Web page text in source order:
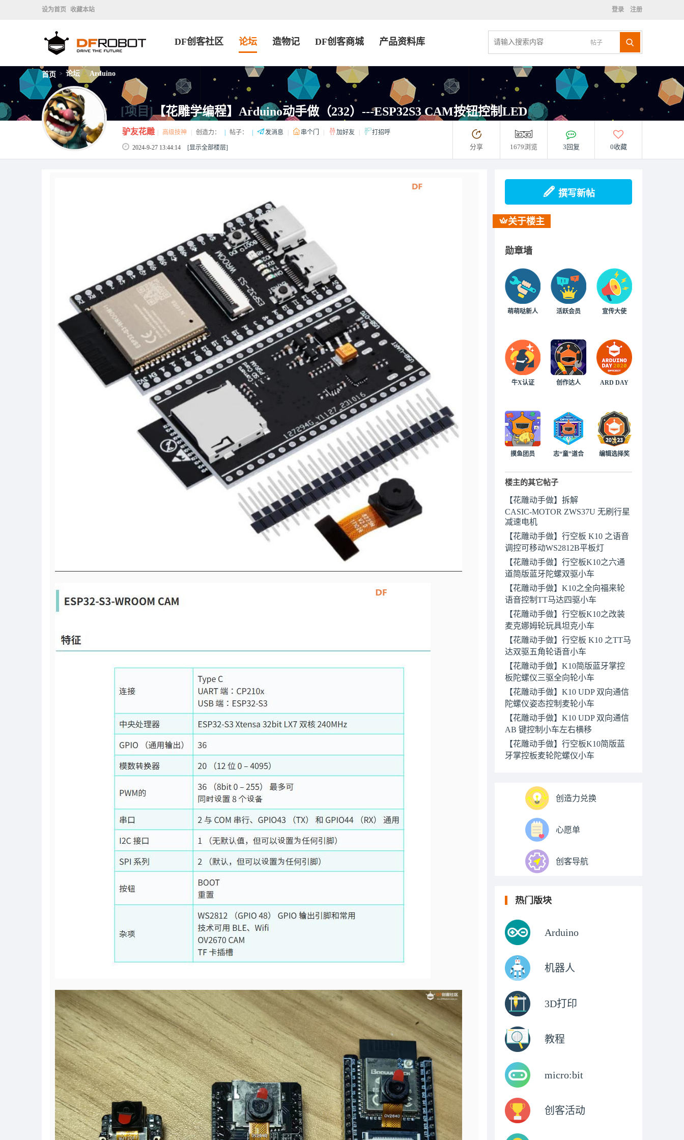
设为首页 收藏本站 登录 注册
帖子
DF创客社区 论坛 造物记 DF创客商城 产品资料库
首页 > 论坛 > Arduino
[项目]【花雕学编程】Arduino动手做（232）---ESP32S3 CAM按钮控制LED
驴友花雕 高级技神 创造力： 帖子： 发消息 串个门 加好友 打招呼
2024-9-27 13:44:14 [显示全部楼层] 分享 1679浏览 3回复 0收藏
撰写新帖
关于楼主
勋章墙
萌萌哒新人 活跃会员 宣传大使
牛X认证 创作达人 ARD DAY
摸鱼团员 志“童”道合 编辑选择奖
楼主的其它帖子
【花雕动手做】拆解
CASIC‑MOTOR ZWS37U 无刷行星
减速电机
【花雕动手做】行空板 K10 之语音
调控可移动WS2812B平板灯
【花雕动手做】行空板K10之六通
道简版蓝牙陀螺双驱小车
【花雕动手做】K10之全向福来轮
语音控制TT马达四驱小车
【花雕动手做】行空板K10之改装
麦克娜姆轮玩具坦克小车
【花雕动手做】行空板 K10 之TT马
达双驱五角轮语音小车
【花雕动手做】K10简版蓝牙掌控
板陀螺仪三驱全向轮小车
【花雕动手做】K10 UDP 双向通信
陀螺仪姿态控制麦轮小车
【花雕动手做】K10 UDP 双向通信
AB 键控制小车左右横移
【花雕动手做】行空板K10简版蓝
牙掌控板麦轮陀螺仪小车
创造力兑换
心愿单
创客导航
热门版块
Arduino
机器人
3D打印
教程
micro:bit
创客活动